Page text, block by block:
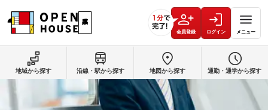
会員登録 ログイン メニュー
地域から探す 沿線・駅から探す 地図から探す 通勤・通学から探す